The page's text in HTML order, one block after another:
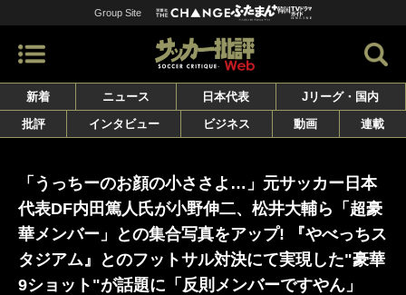
Group Site
新着 ニュース 日本代表
Jリーグ・国内
批評
インタビュー ビジネス 動画 連載
「うっちーのお顔の小ささよ…」元サッカー日本
代表DF内田篤人氏が小野伸二、松井大輔ら「超豪
華メンバー」との集合写真をアップ! 『やべっちス
タジアム』とのフットサル対決にて実現した"豪華
9ショット"が話題に「反則メンバーですやん」